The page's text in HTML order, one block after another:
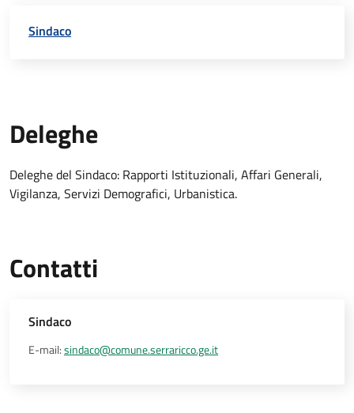
Sindaco
Deleghe
Deleghe del Sindaco: Rapporti Istituzionali, Affari Generali,
Vigilanza, Servizi Demografici, Urbanistica.
Contatti
Sindaco
E-mail:sindaco@comune.serraricco.ge.it